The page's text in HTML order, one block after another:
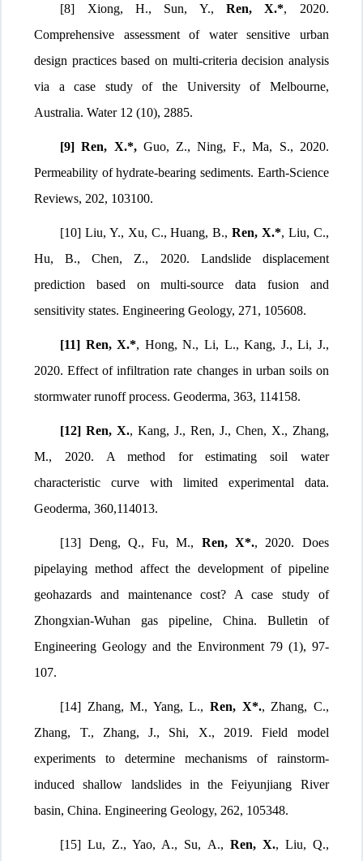
[8] Xiong, H., Sun, Y.,Ren, X.*, 2020.
Comprehensive assessment of water sensitive urban
design practices based on multi-criteria decision analysis
via a case study of the University of Melbourne,
Australia.Water 12 (10), 2885.
[9]Ren, X.*,Guo, Z., Ning, F., Ma, S., 2020.
Permeability of hydrate-bearing sediments. Earth-Science
Reviews, 202, 103100.
[10] Liu, Y., Xu, C., Huang, B.,Ren, X.*, Liu, C.,
Hu, B., Chen, Z., 2020. Landslide displacement
prediction based on multi-source data fusion and
sensitivity states. Engineering Geology, 271, 105608.
[11] Ren, X.*, Hong, N., Li, L., Kang, J., Li, J.,
2020. Effect of infiltration rate changes in urban soils on
stormwater runoff process. Geoderma, 363, 114158.
[12] Ren, X., Kang, J., Ren, J., Chen, X., Zhang,
M., 2020. A method for estimating soil water
characteristic curve with limited experimental data.
Geoderma, 360,114013.
[13] Deng, Q., Fu, M., Ren, X*., 2020. Does
pipelaying method affect the development of pipeline
geohazards and maintenance cost? A case study of
Zhongxian-Wuhan gas pipeline, China. Bulletin of
Engineering Geology and the Environment 79 (1), 97-
107.
[14] Zhang, M., Yang, L.,Ren, X*., Zhang, C.,
Zhang, T., Zhang, J., Shi, X., 2019. Field model
experiments to determine mechanisms of rainstorm-
induced shallow landslides in the Feiyunjiang River
basin, China. Engineering Geology, 262, 105348.
[15] Lu, Z., Yao, A., Su, A., Ren, X., Liu, Q.,